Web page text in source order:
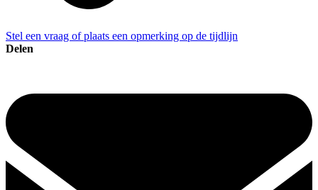
Stel een vraag of plaats een opmerking op de tijdlijn
Delen